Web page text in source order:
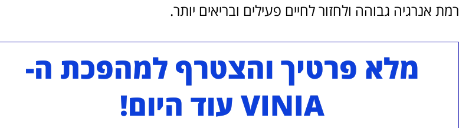
רמת אנרגיה גבוהה ולחזור לחיים פעילים ובריאים יותר.
מלא פרטיך והצטרף למהפכת ה-
VINIA עוד היום!